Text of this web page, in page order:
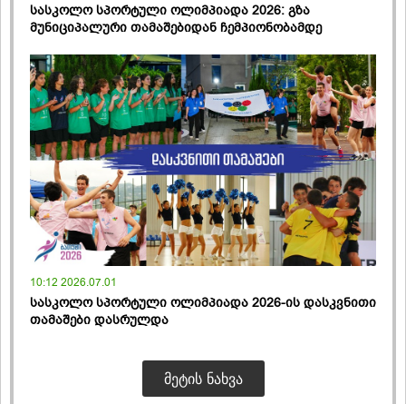
სასკოლო სპორტული ოლიმპიადა 2026: გზა
მუნიციპალური თამაშებიდან ჩემპიონობამდე
10:12 2026.07.01
სასკოლო სპორტული ოლიმპიადა 2026-ის დასკვნითი
თამაშები დასრულდა
ᲛᲔᲢᲘᲡ ᲜᲐᲮᲕᲐ